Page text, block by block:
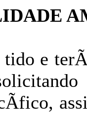
e